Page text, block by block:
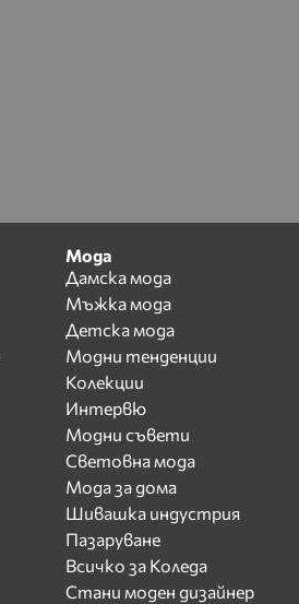
Мода
Дамска мода
Мъжка мода
Детска мода
Модни тенденции
Колекции
Интервю
Модни съвети
Световна мода
Мода за дома
Шивашка индустрия
Пазаруване
Всичко за Коледа
Стани моден дизайнер